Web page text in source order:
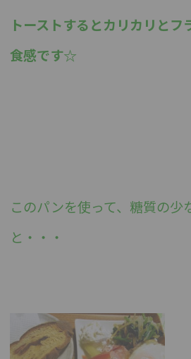
トーストするとカリカリと
食感です☆
このパンを使って、糖質の少
と・・・